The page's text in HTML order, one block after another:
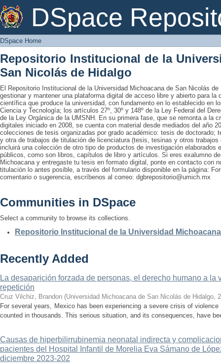
DSpace
DSpace Home
DSpace Home
Repositorio Institucional de la
San Nicolás de Hidalgo
El Repositorio Institucional de la Universidad Michoacana de San Nicolás
gestionar y mantener una plataforma digital de acceso libre y abierto para la
científica que produce la universidad, con fundamento en lo establecido en
Ciencia y Tecnología; los artículos 27º, 30º y 148º de la Ley Federal del
de la Ley Orgánica de la UMSNH. En su primera fase, que se remonta a la
digitales iniciado en 2008, se cuenta con material desde mediados del año
colecciones de tesis organizadas por grado académico: tesis de doctorado;
y otra de trabajos de titulación de licenciatura (tesis, tesinas y otros
incluirá una colección de otro tipo de productos de investigación elaborados
públicos, como son libros, capítulos de libro y artículos. Si eres exalumno
Michoacana y entregaste tu tesis en formato digital, ponte en contacto con
titulación lo antes posible, a través del formulario disponible en la página:
comentario o sugerencia, escríbenos al correo: dgbrepositorio@umich.mx
Communities in DSpace
Select a community to browse its collections.
Repositorio Institucional de la Universidad
Recently Added
La desaparición forzada de personas, el derecho humano a la
repetición
Cruz Vilchiz, Brandon (Universidad Michoacana de San Nicolás de Hidalgo,
For several years, Mexico has been experiencing a severe crisis of
counted in thousands. This serious situation, and its consequences, have
Causas de hiperbilirrubinemia neonatal indirecta y
pacientes del Hospital Infantil de Morelia Eva Sámano de
diciembre 2023-202